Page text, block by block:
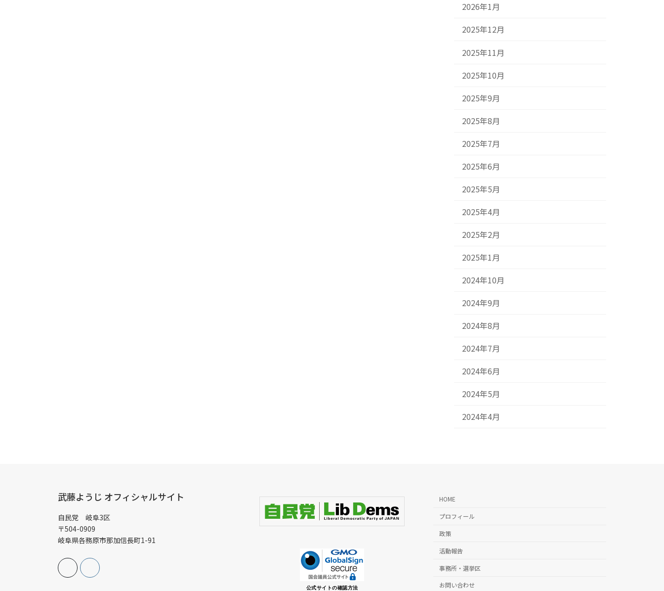
2026年1月
2025年12月
2025年11月
2025年10月
2025年9月
2025年8月
2025年7月
2025年6月
2025年5月
2025年4月
2025年2月
2025年1月
2024年10月
2024年9月
2024年8月
2024年7月
2024年6月
2024年5月
2024年4月
武藤ようじ オフィシャルサイト
自民党 岐阜3区
〒504-0909
岐阜県各務原市那加信長町1-91
公式サイトの確認方法
HOME
プロフィール
政策
活動報告
事務所・選挙区
お問い合わせ